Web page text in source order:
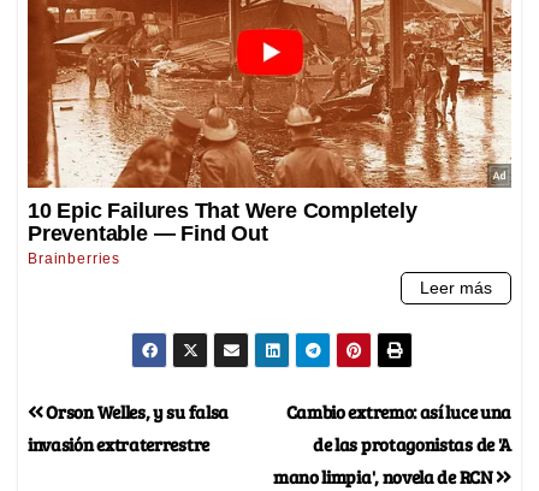
Cambio extremo: así luce una
de las protagonistas de 'A
mano limpia', novela de RCN
Orson Welles, y su falsa
invasión extraterrestre